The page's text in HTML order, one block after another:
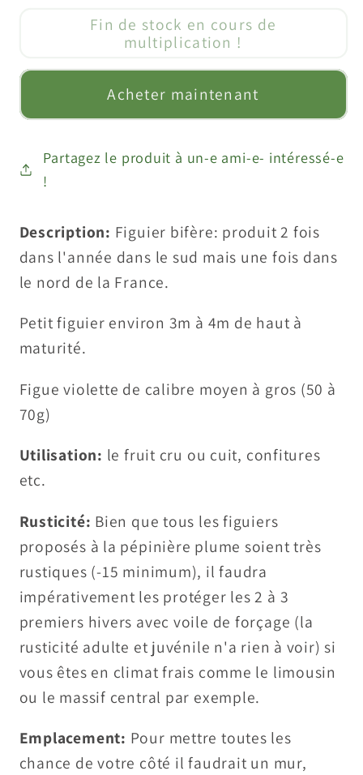
de
&quot;Violette
de
(Ficus
carica)
de
Figuier
de
&quot;Violette
de
(Ficus
Fin de stock en cours de
multiplication !
Acheter maintenant
Partagez le produit à un-e ami-e- intéressé-e
!
Description: Figuier bifère: produit 2 fois
dans l'année dans le sud mais une fois dans
le nord de la France.
Petit figuier environ 3m à 4m de haut à
maturité.
Figue violette de calibre moyen à gros (50 à
70g)
Utilisation: le fruit cru ou cuit, confitures
etc.
Rusticité: Bien que tous les figuiers
proposés à la pépinière plume soient très
rustiques (-15 minimum), il faudra
impérativement les protéger les 2 à 3
premiers hivers avec voile de forçage (la
rusticité adulte et juvénile n'a rien à voir) si
vous êtes en climat frais comme le limousin
ou le massif central par exemple.
Emplacement: Pour mettre toutes les
chance de votre côté il faudrait un mur,